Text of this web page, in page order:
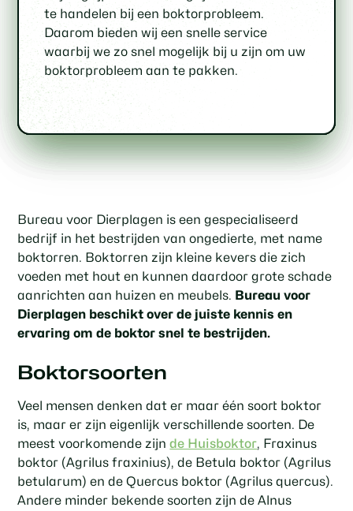
inspectie van uw woning of gebouw om de
omvang van het boktorprobleem vast te
stellen en een gepaste
behandelingsmethode te bepalen.
boktorbestrijding, waarmee we zowel het
milieu als uw gezondheid beschermen.
hoe u in de toekomst boktoroverlast kunt
voorkomen.
zodat u verzekerd bent van een succesvol
resultaat.
te handelen bij een boktorprobleem.
Daarom bieden wij een snelle service
waarbij we zo snel mogelijk bij u zijn om uw
boktorprobleem aan te pakken.
Bureau voor Dierplagen is een gespecialiseerd
bedrijf in het bestrijden van ongedierte, met name
boktorren. Boktorren zijn kleine kevers die zich
voeden met hout en kunnen daardoor grote schade
aanrichten aan huizen en meubels. Bureau voor
Dierplagen beschikt over de juiste kennis en
ervaring om de boktor snel te bestrijden.
Boktorsoorten
Veel mensen denken dat er maar één soort boktor
is, maar er zijn eigenlijk verschillende soorten. De
meest voorkomende zijnde Huisboktor, Fraxinus
boktor (Agrilus fraxinius), de Betula boktor (Agrilus
betularum) en de Quercus boktor (Agrilus quercus).
Andere minder bekende soorten zijn de Alnus